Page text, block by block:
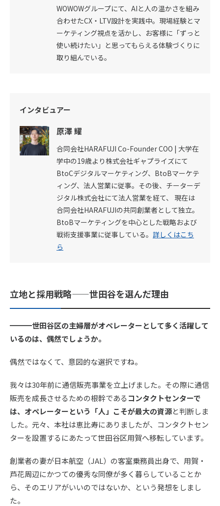
WOWOWグループにて、AIと人の温かさを組み
合わせたCX・LTV設計を実践中。現場経験とマ
ーケティング視点を活かし、お客様に「ずっと
使い続けたい」と思ってもらえる体験づくりに
取り組んでいる。
インタビュアー
原澤 耀
合同会社HARAFUJI Co-Founder COO | 大学在
学中の19歳より株式会社ギャプライズにて
BtoCデジタルマーケティング、BtoBマーケテ
ィング、法人営業に従事。その後、チーターデ
ジタル株式会社にて法人営業を経て、 現在は
合同会社HARAFUJIの共同創業者として独立。
BtoBマーケティングを中心とした戦略および
戦術支援事業に従事している。 詳しくはこち
ら
立地と採用戦略——世田谷を選んだ理由
━━━世田谷区の主婦層がオペレーターとして多く活躍して
いるのは、偶然でしょうか。
偶然ではなくて、意図的な選択ですね。
我々は30年前に通信販売事業を立上げました。その際に通信
販売を成長させるための根幹である コンタクトセンターで
は、オペレーターという「人」こそが最大の資源と判断しま
した。元々、本社は恵比寿にありましたが、コンタクトセン
ターを設置するにあたって世田谷区用賀へ移転しています。
創業者の妻が日本航空（JAL）の客室乗務員出身で、用賀・
芦花周辺にかつての優秀な同僚が多く暮らしていることか
ら、そのエリアがいいのではないか、という発想をしまし
た。